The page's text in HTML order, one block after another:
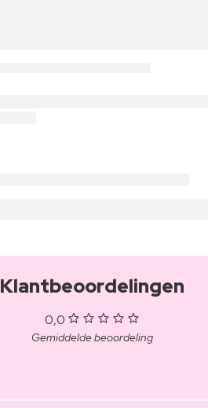
Klantbeoordelingen
0,0
Gemiddelde beoordeling